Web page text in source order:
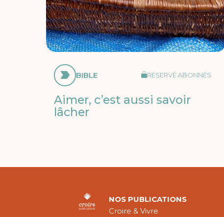
BIBLE RÉSERVÉ ABONNÉS
Aimer, c’est aussi savoir
lâcher
NOS PUBLICATIONS
Croire & Vivre